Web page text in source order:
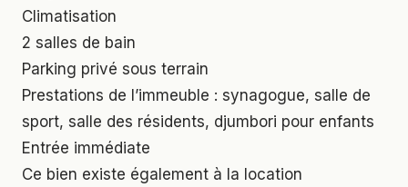
Climatisation
2 salles de bain
Parking privé sous terrain
Prestations de l’immeuble : synagogue, salle de
sport, salle des résidents, djumbori pour enfants
Entrée immédiate
Ce bien existe également à la location